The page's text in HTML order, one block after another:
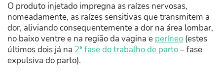
O produto injetado impregna as raízes nervosas,
nomeadamente, as raízes sensitivas que transmitem a
dor, aliviando consequentemente a dor na área lombar,
no baixo ventre e na região da vagina e períneo (estes
últimos dois já na 2ª fase do trabalho de parto– fase
expulsiva do parto).